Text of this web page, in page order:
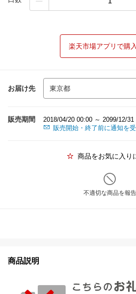
楽天市場アプリで購
お届け先
販売期間
2018/04/20 00:00 ～ 2099/12/31
販売開始・終了前に通知を
商品をお気に入り
不適切な商品を報告
商品説明